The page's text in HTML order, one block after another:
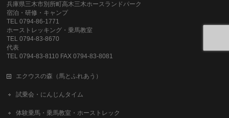
兵庫県三木市別所町高木三木ホースランドパーク
宿泊・研修・キャンプ
TEL 0794-86-1771
ホーストレッキング・乗馬教室
TEL 0794-83-8670
代表
TEL 0794-83-8110 FAX 0794-83-8081
エクウスの森（馬とふれあう）
試乗会・にんじんタイム
体験乗馬・乗馬教室・ホーストレック